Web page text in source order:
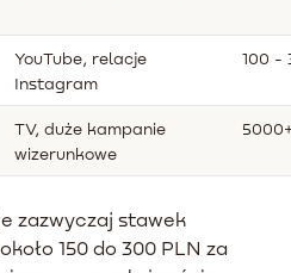
YouTube, relacje
Instagram
100 -
TV, duże kampanie
wizerunkowe
zazwyczaj stawek
150 do 300 PLN za